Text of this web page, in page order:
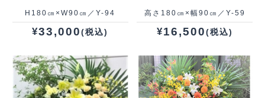
H180㎝×W90㎝／Y-94
¥33,000(税込)
高さ180㎝×幅90㎝／Y-59
¥16,500(税込)